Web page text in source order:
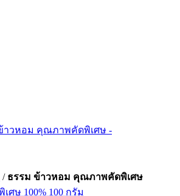
/ ธรรม ข้าวหอม คุณภาพคัดพิเศษ